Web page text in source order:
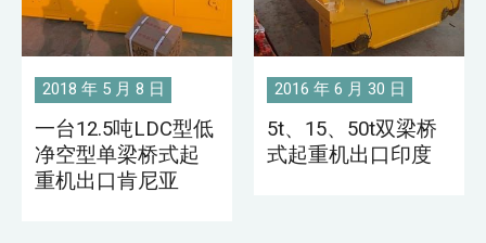
2018 年 5 月 8 日
一台12.5吨LDC型低
净空型单梁桥式起
重机出口肯尼亚
2016 年 6 月 30 日
5t、15、50t双梁桥
式起重机出口印度